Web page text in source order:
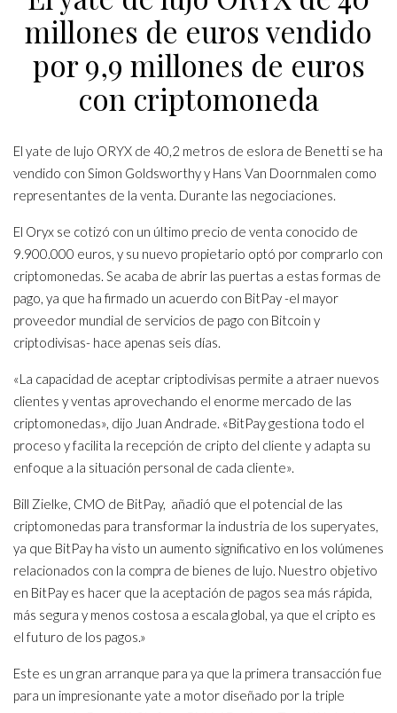
millones de euros vendido
por 9,9 millones de euros
con criptomoneda
El yate de lujo ORYX de 40,2 metros de eslora de Benetti se ha
vendido con Simon Goldsworthy y Hans Van Doornmalen como
representantes de la venta. Durante las negociaciones.
El Oryx se cotizó con un último precio de venta conocido de
9.900.000 euros, y su nuevo propietario optó por comprarlo con
criptomonedas. Se acaba de abrir las puertas a estas formas de
pago, ya que ha firmado un acuerdo con BitPay -el mayor
proveedor mundial de servicios de pago con Bitcoin y
criptodivisas- hace apenas seis días.
«La capacidad de aceptar criptodivisas permite a atraer nuevos
clientes y ventas aprovechando el enorme mercado de las
criptomonedas», dijo Juan Andrade. «BitPay gestiona todo el
proceso y facilita la recepción de cripto del cliente y adapta su
enfoque a la situación personal de cada cliente».
Bill Zielke, CMO de BitPay, añadió que el potencial de las
criptomonedas para transformar la industria de los superyates,
ya que BitPay ha visto un aumento significativo en los volúmenes
relacionados con la compra de bienes de lujo. Nuestro objetivo
en BitPay es hacer que la aceptación de pagos sea más rápida,
más segura y menos costosa a escala global, ya que el cripto es
el futuro de los pagos.»
Este es un gran arranque para ya que la primera transacción fue
para un impresionante yate a motor diseñado por la triple